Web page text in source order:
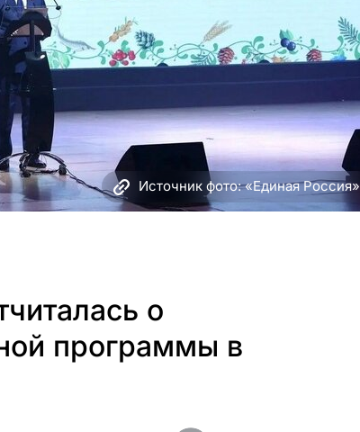
Источник фото: «Единая Россия»
о
программы в